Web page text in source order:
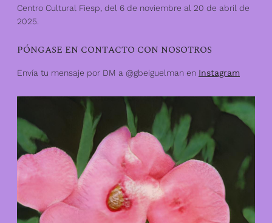
Centro Cultural Fiesp, del 6 de noviembre al 20 de abril de
2025.
PÓNGASE EN CONTACTO CON NOSOTROS
Envía tu mensaje por DM a @gbeiguelman en Instagram